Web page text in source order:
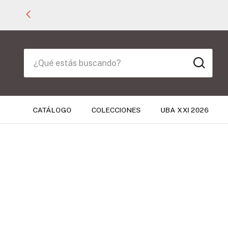
CATÁLOGO COLECCIONES UBA XXI 2026